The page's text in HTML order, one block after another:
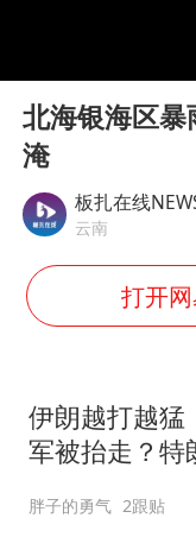
Play
北海银海区
淹
板扎在线
云南
打开
伊朗越打越猛
军被抬走？特
胖子的勇气 2跟贴